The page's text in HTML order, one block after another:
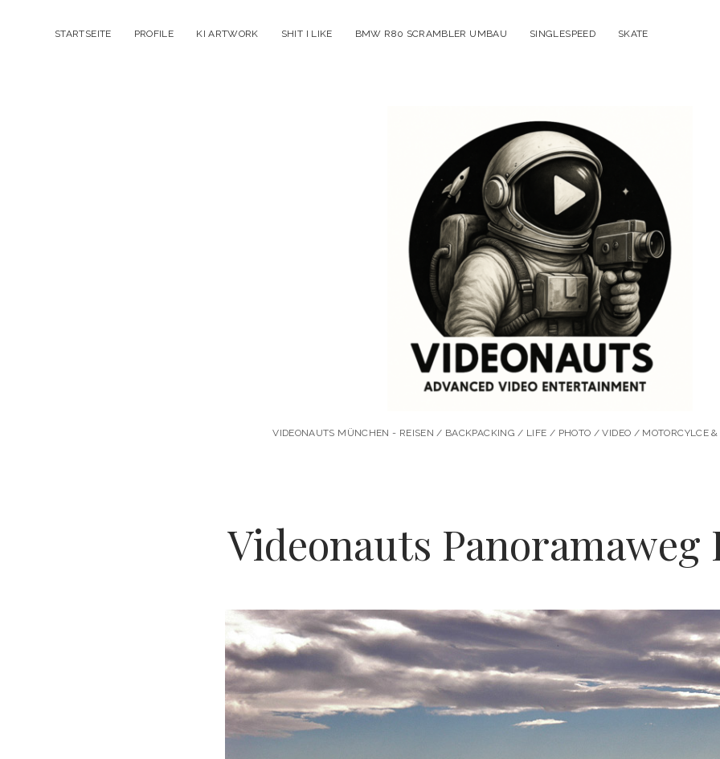
STARTSEITE PROFILE KI ARTWORK SHIT I LIKE BMW R80 SCRAMBLER UMBAU SINGLESPEED SKATE
VIDEONAUTS
VIDEONAUTS MÜNCHEN - REISEN / BACKPACKING / LIFE / PHOTO / VIDEO / MOTORCYLCE &
Videonauts Panoramaweg